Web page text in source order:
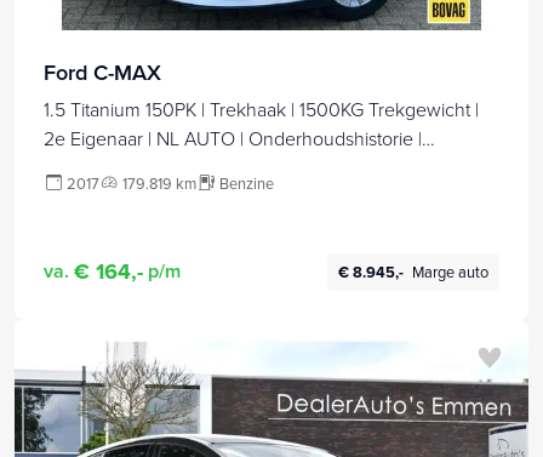
Ford C-MAX
1.5 Titanium 150PK | Trekhaak | 1500KG Trekgewicht |
2e Eigenaar | NL AUTO | Onderhoudshistorie |
Cruise Control | Climate Control | Armsteun |
2017 179.819 km Benzine
va. € 164,- p/m € 8.945,- Marge auto